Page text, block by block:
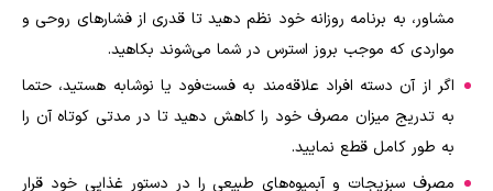
مشاور، به برنامه روزانه خود نظم دهید تا قدری از فشارهای روحی و
مواردی که موجب بروز استرس در شما می‌شوند بکاهید.
اگر از آن دسته افراد علاقه‌مند به فست‌فود یا نوشابه هستید، حتما
به تدریج میزان مصرف خود را کاهش دهید تا در مدتی کوتاه آن را
به طور کامل قطع نمایید.
مصرف سبزیجات و آبمیوه‌های طبیعی را در دستور غذایی خود قرار